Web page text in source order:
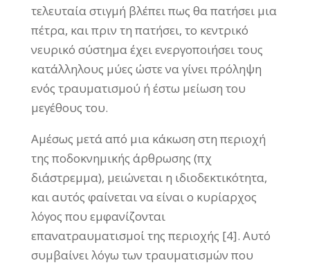
τελευταία στιγμή βλέπει πως θα πατήσει μια
πέτρα, και πριν τη πατήσει, το κεντρικό
νευρικό σύστημα έχει ενεργοποιήσει τους
κατάλληλους μύες ώστε να γίνει πρόληψη
ενός τραυματισμού ή έστω μείωση του
μεγέθους του.
Αμέσως μετά από μια κάκωση στη περιοχή
της ποδοκνημικής άρθρωσης (πχ
διάστρεμμα), μειώνεται η ιδιοδεκτικότητα,
και αυτός φαίνεται να είναι ο κυρίαρχος
λόγος που εμφανίζονται
επανατραυματισμοί της περιοχής [4]. Αυτό
συμβαίνει λόγω των τραυματισμών που